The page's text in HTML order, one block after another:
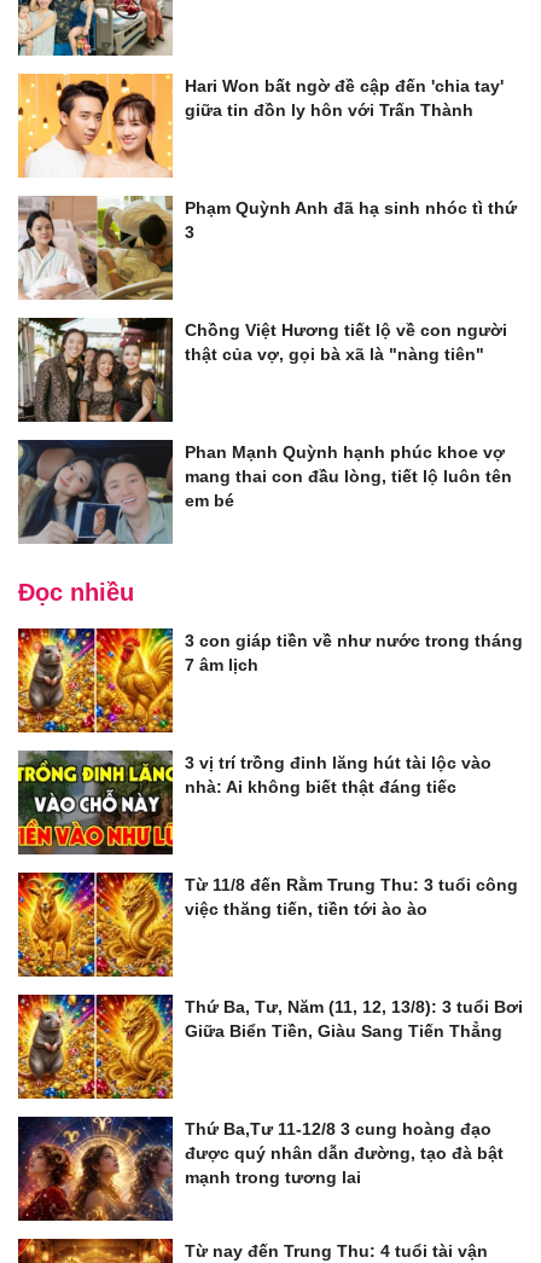
Hari Won bất ngờ đề cập đến 'chia tay'
giữa tin đồn ly hôn với Trấn Thành
Phạm Quỳnh Anh đã hạ sinh nhóc tì thứ
3
Chồng Việt Hương tiết lộ về con người
thật của vợ, gọi bà xã là "nàng tiên"
Phan Mạnh Quỳnh hạnh phúc khoe vợ
mang thai con đầu lòng, tiết lộ luôn tên
em bé
Đọc nhiều
3 con giáp tiền về như nước trong tháng
7 âm lịch
3 vị trí trồng đinh lăng hút tài lộc vào
nhà: Ai không biết thật đáng tiếc
Từ 11/8 đến Rằm Trung Thu: 3 tuổi công
việc thăng tiến, tiền tới ào ào
Thứ Ba, Tư, Năm (11, 12, 13/8): 3 tuổi Bơi
Giữa Biển Tiền, Giàu Sang Tiến Thẳng
Thứ Ba,Tư 11-12/8 3 cung hoàng đạo
được quý nhân dẫn đường, tạo đà bật
mạnh trong tương lai
Từ nay đến Trung Thu: 4 tuổi tài vận